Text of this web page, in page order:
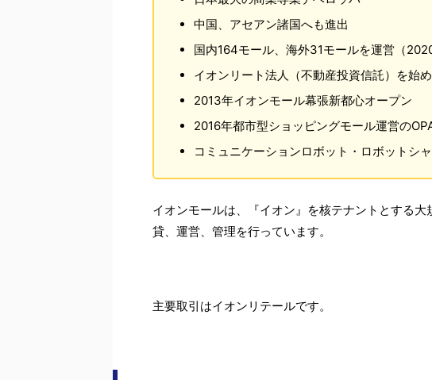
中国、アセアン諸国へも進出
国内164モール、海外31モールを運営（
イオンリート法人（不動産投資信託）を始
2013年イオンモール幕張新都心オープン
2016年都市型ショッピングモール運営の
コミュニケーションロボット・ロボットシ
イオンモールは、『イオン』を核テナントとする
貸、運営、管理を行っています。
主要取引はイオンリテールです。